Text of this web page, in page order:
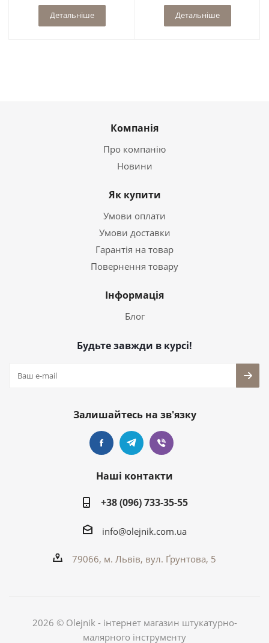
Детальніше Детальніше
Компанія
Про компанію
Новини
Як купити
Умови оплати
Умови доставки
Гарантія на товар
Повернення товару
Інформація
Блог
Будьте завжди в курсі!
Залишайтесь на зв'язку
Наші контакти
+38 (096) 733-35-55
info@olejnik.com.ua
79066, м. Львів, вул. Ґрунтова, 5
2026 © Olejnik - інтернет магазин штукатурно-
малярного інструменту